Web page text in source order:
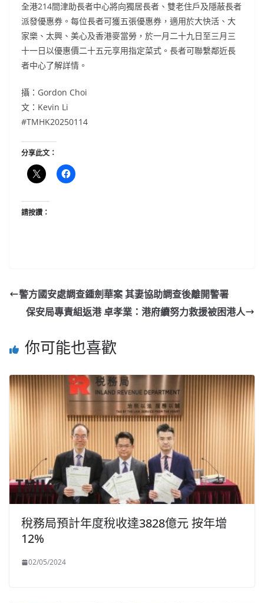
全港214間津助長者中心將向獨居長者、雙老住戶及隱蔽長者
派發優惠券。每位長者可獲五張優惠券，適用於大快活、大
家樂、太興、美心及香港麥當勞，於一月二十九日至三月三
十一日以優惠價二十五元享用指定菜式。長者可聯繫鄰近長
者中心了解詳情。
攝：Gordon Choi
文：Kevin Li
#TMHK20250114
分享此文：
請按讚：
警方國安處調查鍾劍華案 其妻協助調查後離開警署
保安局專責組返港 卓孝業：港府續努力救援被困港人
你可能也喜歡
稅務局預計年度稅收達3828億元 按年增
12%
02/05/2024